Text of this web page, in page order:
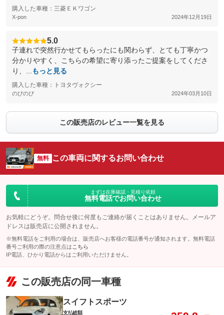
購入した車種：三菱ＥＫワゴン
X-pon 2024年12月19日
5.0
子連れで突然行かせてもらったにも関わらず、とても丁寧かつ
分かりやすく、こちらの希望に寄り添ったご提案をしてくださ
り、...
もっと見る
購入した車種：トヨタヴォクシー
のびのび 2024年03月10日
この販売店のレビュー一覧を見る
無料 この車両に関するお問い合わせ
まずは在庫確認・見積り依頼
無料電話でお問い合わせ
お気軽にどうぞ。問合せ後に何度もご連絡が届くことはありません。メールア
ドレスは販売店に公開されません。
※無料電話をご利用の場合は、販売店へお客様の電話番号が通知されます。無料電話
番号ご利用の際の注意点は こちら
IP電話、ひかり電話からはご利用いただけません。
この販売店の同一車種
スイフトスポーツ
支払総額